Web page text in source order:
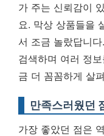
가 주는 신뢰감이
요. 막상 상품들을
서 조금 놀랐답니
검색하며 여러 정
금 더 꼼꼼하게 살
만족스러웠던
가장 좋았던 점은